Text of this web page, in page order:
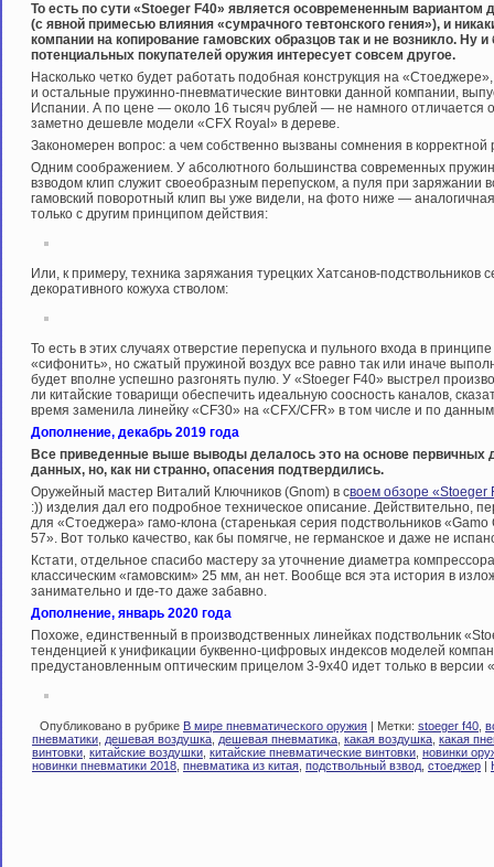
То есть по сути «Stoeger F40» является осовремененным вариантом
(с явной примесью влияния «сумрачного тевтонского гения»), и
компании на копирование гамовских образцов так и не возникло. Ну
потенциальных покупателей оружия интересует совсем другое.
Насколько четко будет работать подобная конструкция на
и остальные пружинно-пневматические винтовки данной компании,
Испании. А по цене — около 16 тысяч рублей — не намного отличается
заметно дешевле модели «CFX Royal» в дереве.
Закономерен вопрос: а чем собственно вызваны сомнения в
Одним соображением. У абсолютного большинства современных
взводом клип служит своеобразным перепуском, а пуля при заряжании
гамовский поворотный клип вы уже видели, на фото ниже —
только с другим принципом действия:
Или, к примеру, техника заряжания турецких Хатсанов-подствольников
декоративного кожуха стволом:
То есть в этих случаях отверстие перепуска и пульного входа в
«сифонить», но сжатый пружиной воздух все равно так или иначе
будет вполне успешно разгонять пулю. У «Stoeger F40» выстрел
ли китайские товарищи обеспечить идеальную соосность каналов,
время заменила линейку «CF30» на «CFX/CFR» в том числе и по
Дополнение, декабрь 2019 года
Все приведенные выше выводы делалось это на основе первичных
данных, но, как ни странно, опасения подтвердились.
Оружейный мастер Виталий Ключников (Gnom) в своем обзоре «Stoeger
:)) изделия дал его подробное техническое описание. Действительно,
для «Стоеджера» гамо-клона (старенькая серия подствольников
57». Вот только качество, как бы помягче, не германское и даже не
Кстати, отдельное спасибо мастеру за уточнение диаметра
классическим «гамовским» 25 мм, ан нет. Вообще вся эта история в
занимательно и где-то даже забавно.
Дополнение, январь 2020 года
Похоже, единственный в производственных линейках подствольник
тенденцией к унификации буквенно-цифровых индексов моделей
предустановленным оптическим прицелом 3-9х40 идет только в версии
Опубликовано в рубрике В мире пневматического оружия | Метки: stoeger f40
пневматики дешевая воздушка дешевая пневматика какая воздушка какая
винтовки китайские воздушки китайские пневматические винтовки новинки
новинки пневматики 2018 пневматика из китая подствольный взвод стоеджер